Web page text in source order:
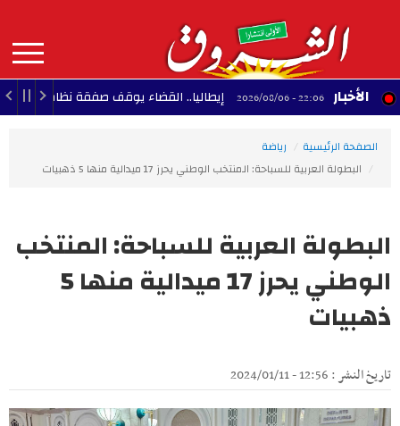
contenu
principal
MAIN
NAVIGATION الأخبار
22:06 - 2026/08/06 إيطاليا.. القضاء يوقف صفقة نظام رادار إسرائيلي
الصفحة الرئيسية
رياضة
البطولة العربية للسباحة: المنتخب الوطني يحرز 17 ميدالية منها 5 ذهبيات
البطولة العربية للسباحة: المنتخب
الوطني يحرز 17 ميدالية منها 5
ذهبيات
تاريخ النشر : 12:56 - 2024/01/11